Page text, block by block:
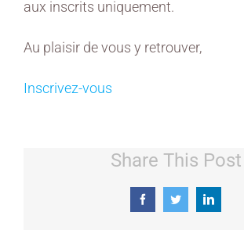
aux inscrits uniquement.
Au plaisir de vous y retrouver,
Inscrivez-vous
Share This Post
FacebookTwitterLinkedIn